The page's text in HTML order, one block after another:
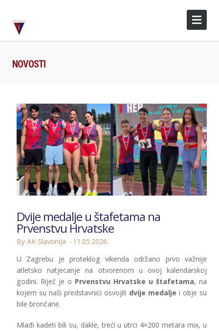
NOVOSTI
Dvije medalje u štafetama na
Prvenstvu Hrvatske
By AK Slavonija
11.05.2026.
U Zagrebu je proteklog vikenda održano prvo važnije
atletsko natjecanje na otvorenom u ovoj kalendarskoj
godini. Riječ je o Prvenstvu Hrvatske u štafetama, na
kojem su naši predstavnici osvojili dvije medalje i obje su
bile brončane.
Mlađi kadeti bili su, dakle, treći u utrci 4×200 metara mix, u